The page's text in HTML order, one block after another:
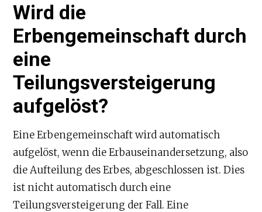
Wird die
Erbengemeinschaft durch
eine
Teilungsversteigerung
aufgelöst?
Eine Erbengemeinschaft wird automatisch
aufgelöst, wenn die Erbauseinandersetzung, also
die Aufteilung des Erbes, abgeschlossen ist. Dies
ist nicht automatisch durch eine
Teilungsversteigerung der Fall. Eine